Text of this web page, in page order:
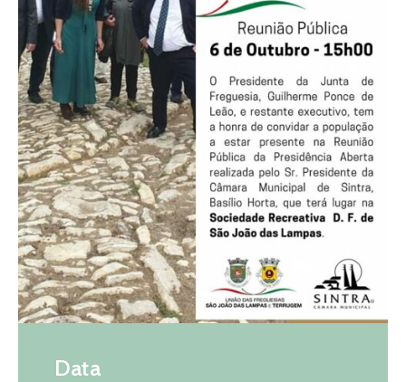
Serviços
Notícias
Contactos
Data